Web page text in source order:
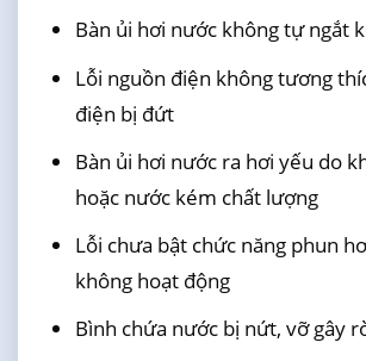
Bàn ủi hơi nước không tự ngắt
Lỗi nguồn điện không tương
điện bị đứt
Bàn ủi hơi nước ra hơi yếu do
hoặc nước kém chất lượng
Lỗi chưa bật chức năng phun
không hoạt động
Bình chứa nước bị nứt, vỡ gây